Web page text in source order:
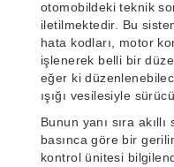
otomobildeki teknik
iletilmektedir. Bu
hata kodları, motor
işlenerek belli bir
eğer ki
ışığı vesilesiyle
Bunun yanı sıra
basınca göre bir
kontrol ünitesi